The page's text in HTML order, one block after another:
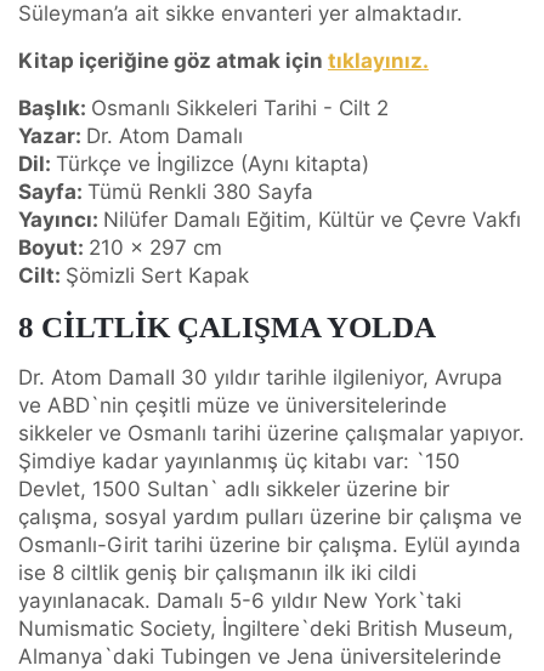
Süleyman’a ait sikke envanteri yer almaktadır.
Kitap içeriğine göz atmak için tıklayınız.
Başlık: Osmanlı Sikkeleri Tarihi - Cilt 2
Yazar: Dr. Atom Damalı
Dil: Türkçe ve İngilizce (Aynı kitapta)
Sayfa: Tümü Renkli 380 Sayfa
Yayıncı: Nilüfer Damalı Eğitim, Kültür ve Çevre Vakfı
Boyut: 210 x 297 cm
Cilt: Şömizli Sert Kapak
8 CİLTLİK ÇALIŞMA YOLDA
Dr. Atom DamalI 30 yıldır tarihle ilgileniyor, Avrupa
ve ABD`nin çeşitli müze ve üniversitelerinde
sikkeler ve Osmanlı tarihi üzerine çalışmalar yapıyor.
Şimdiye kadar yayınlanmış üç kitabı var: `150
Devlet, 1500 Sultan` adlı sikkeler üzerine bir
çalışma, sosyal yardım pulları üzerine bir çalışma ve
Osmanlı-Girit tarihi üzerine bir çalışma. Eylül ayında
ise 8 ciltlik geniş bir çalışmanın ilk iki cildi
yayınlanacak. Damalı 5-6 yıldır New York`taki
Numismatic Society, İngiltere`deki British Museum,
Almanya`daki Tubingen ve Jena üniversitelerinde